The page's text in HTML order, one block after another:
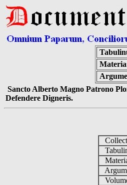
Sancto Alberto Magno Patrono
Defendere Digneris.